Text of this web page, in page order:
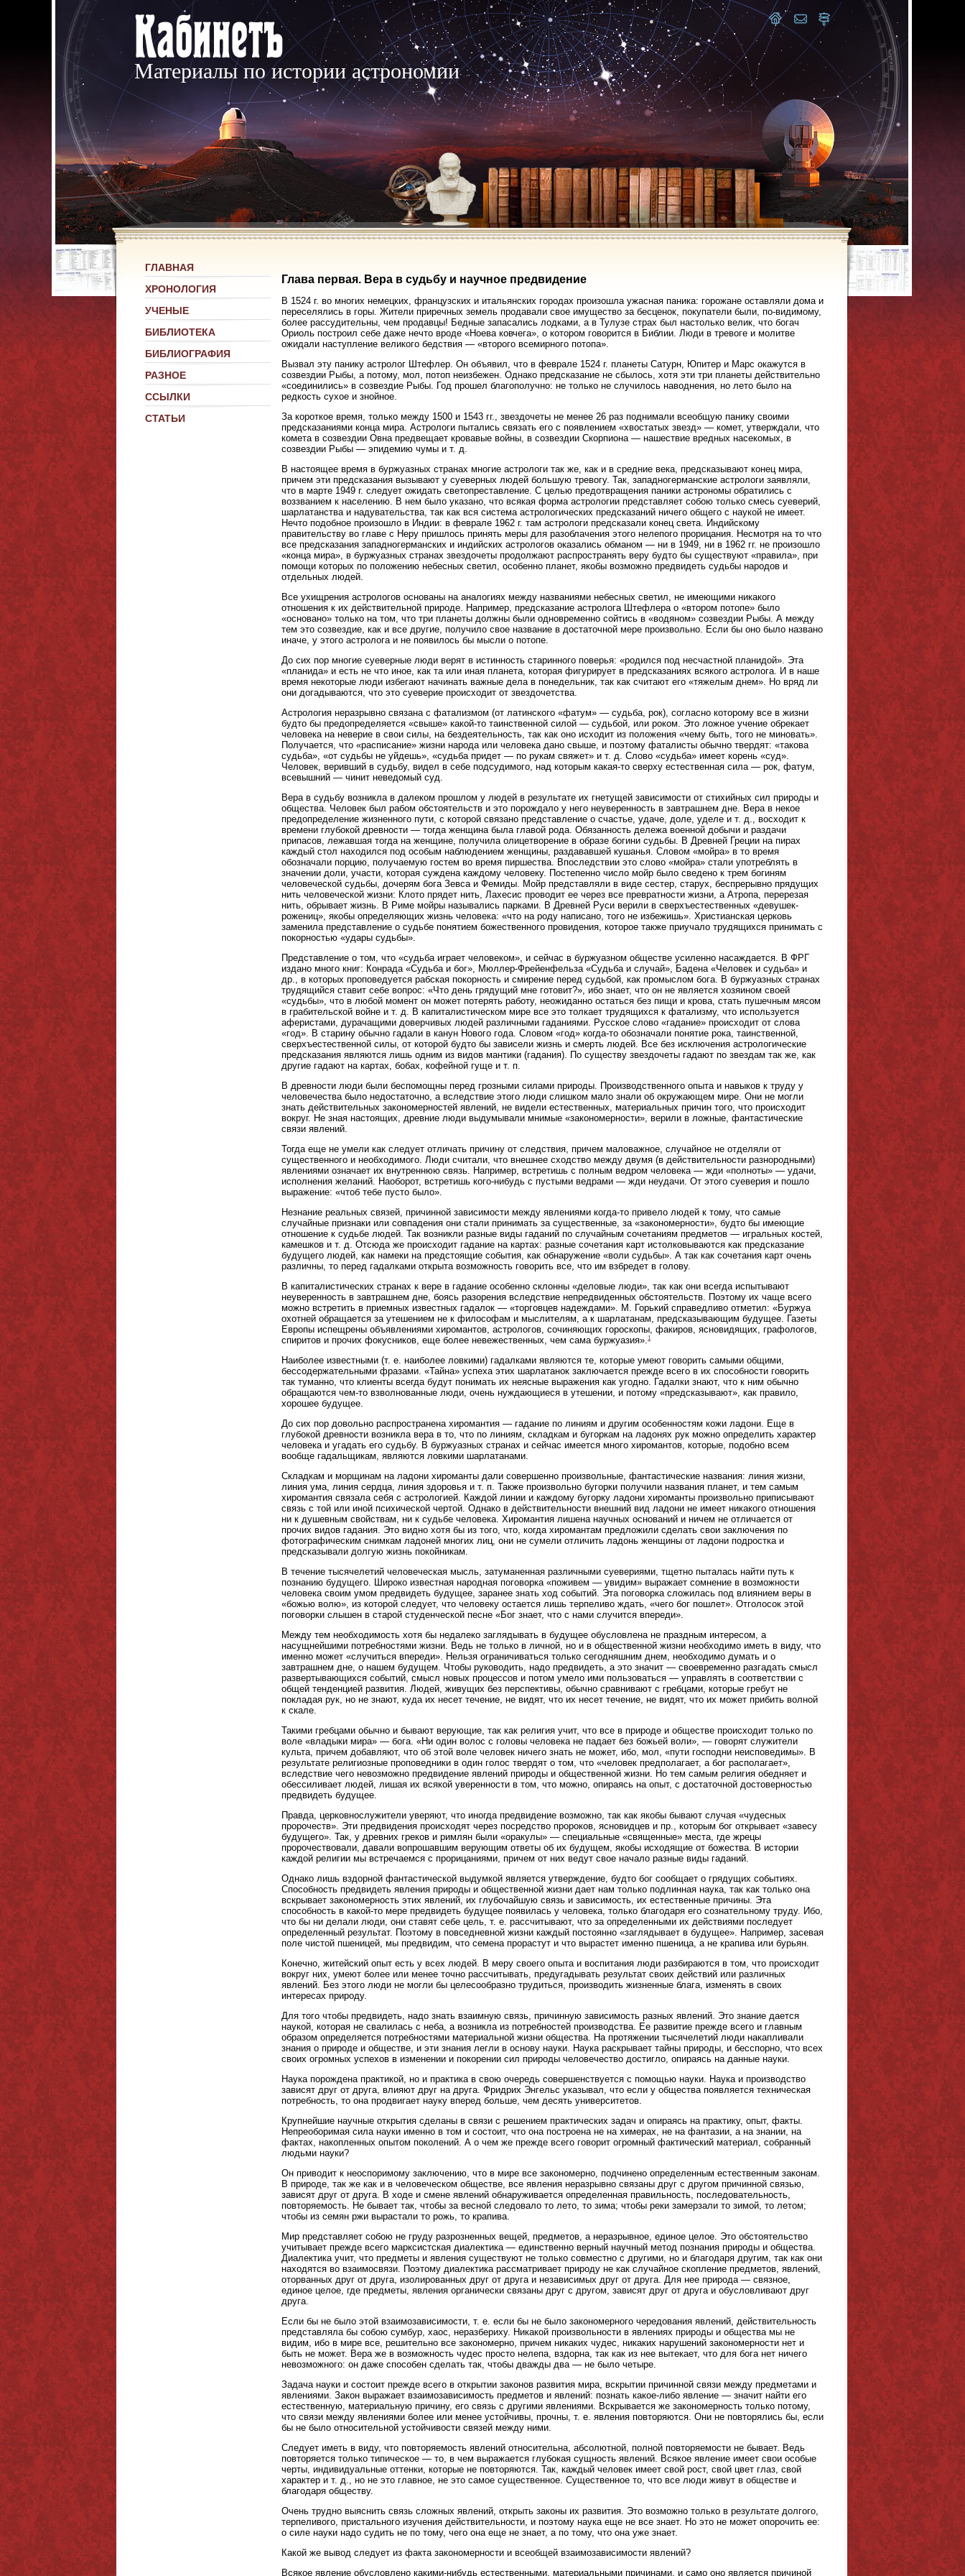
Материалы по истории астрономии
ГЛАВНАЯ
ХРОНОЛОГИЯ
УЧЕНЫЕ
БИБЛИОТЕКА
БИБЛИОГРАФИЯ
РАЗНОЕ
ССЫЛКИ
СТАТЬИ
Глава первая. Вера в судьбу и научное предвидение
В 1524 г. во многих немецких, французских и итальянских городах произошла ужасная паника: горожане оставляли дома и
переселялись в горы. Жители приречных земель продавали свое имущество за бесценок, покупатели были, по-видимому,
более рассудительны, чем продавцы! Бедные запасались лодками, а в Тулузе страх был настолько велик, что богач
Ориоль построил себе даже нечто вроде «Ноева ковчега», о котором говорится в Библии. Люди в тревоге и молитве
ожидали наступление великого бедствия — «второго всемирного потопа».
Вызвал эту панику астролог Штефлер. Он объявил, что в феврале 1524 г. планеты Сатурн, Юпитер и Марс окажутся в
созвездии Рыбы, а потому, мол, потоп неизбежен. Однако предсказание не сбылось, хотя эти три планеты действительно
«соединились» в созвездие Рыбы. Год прошел благополучно: не только не случилось наводнения, но лето было на
редкость сухое и знойное.
За короткое время, только между 1500 и 1543 гг., звездочеты не менее 26 раз поднимали всеобщую панику своими
предсказаниями конца мира. Астрологи пытались связать его с появлением «хвостатых звезд» — комет, утверждали, что
комета в созвездии Овна предвещает кровавые войны, в созвездии Скорпиона — нашествие вредных насекомых, в
созвездии Рыбы — эпидемию чумы и т. д.
В настоящее время в буржуазных странах многие астрологи так же, как и в средние века, предсказывают конец мира,
причем эти предсказания вызывают у суеверных людей большую тревогу. Так, западногерманские астрологи заявляли,
что в марте 1949 г. следует ожидать светопреставление. С целью предотвращения паники астрономы обратились с
воззванием к населению. В нем было указано, что всякая форма астрологии представляет собою только смесь суеверий,
шарлатанства и надувательства, так как вся система астрологических предсказаний ничего общего с наукой не имеет.
Нечто подобное произошло в Индии: в феврале 1962 г. там астрологи предсказали конец света. Индийскому
правительству во главе с Неру пришлось принять меры для разоблачения этого нелепого прорицания. Несмотря на то что
все предсказания западногерманских и индийских астрологов оказались обманом — ни в 1949, ни в 1962 гг. не произошло
«конца мира», в буржуазных странах звездочеты продолжают распространять веру будто бы существуют «правила», при
помощи которых по положению небесных светил, особенно планет, якобы возможно предвидеть судьбы народов и
отдельных людей.
Все ухищрения астрологов основаны на аналогиях между названиями небесных светил, не имеющими никакого
отношения к их действительной природе. Например, предсказание астролога Штефлера о «втором потопе» было
«основано» только на том, что три планеты должны были одновременно сойтись в «водяном» созвездии Рыбы. А между
тем это созвездие, как и все другие, получило свое название в достаточной мере произвольно. Если бы оно было названо
иначе, у этого астролога и не появилось бы мысли о потопе.
До сих пор многие суеверные люди верят в истинность старинного поверья: «родился под несчастной планидой». Эта
«планида» и есть не что иное, как та или иная планета, которая фигурирует в предсказаниях всякого астролога. И в наше
время некоторые люди избегают начинать важные дела в понедельник, так как считают его «тяжелым днем». Но вряд ли
они догадываются, что это суеверие происходит от звездочетства.
Астрология неразрывно связана с фатализмом (от латинского «фатум» — судьба, рок), согласно которому все в жизни
будто бы предопределяется «свыше» какой-то таинственной силой — судьбой, или роком. Это ложное учение обрекает
человека на неверие в свои силы, на бездеятельность, так как оно исходит из положения «чему быть, того не миновать».
Получается, что «расписание» жизни народа или человека дано свыше, и поэтому фаталисты обычно твердят: «такова
судьба», «от судьбы не уйдешь», «судьба придет — по рукам свяжет» и т. д. Слово «судьба» имеет корень «суд».
Человек, веривший в судьбу, видел в себе подсудимого, над которым какая-то сверху естественная сила — рок, фатум,
всевышний — чинит неведомый суд.
Вера в судьбу возникла в далеком прошлом у людей в результате их гнетущей зависимости от стихийных сил природы и
общества. Человек был рабом обстоятельств и это порождало у него неуверенность в завтрашнем дне. Вера в некое
предопределение жизненного пути, с которой связано представление о счастье, удаче, доле, уделе и т. д., восходит к
времени глубокой древности — тогда женщина была главой рода. Обязанность дележа военной добычи и раздачи
припасов, лежавшая тогда на женщине, получила олицетворение в образе богини судьбы. В Древней Греции на пирах
каждый стол находился под особым наблюдением женщины, раздававшей кушанья. Словом «мойра» в то время
обозначали порцию, получаемую гостем во время пиршества. Впоследствии это слово «мойра» стали употреблять в
значении доли, участи, которая суждена каждому человеку. Постепенно число мойр было сведено к трем богиням
человеческой судьбы, дочерям бога Зевса и Фемиды. Мойр представляли в виде сестер, старух, беспрерывно прядущих
нить человеческой жизни: Клото прядет нить, Лахесис проводит ее через все превратности жизни, а Атропа, перерезая
нить, обрывает жизнь. В Риме мойры назывались парками. В Древней Руси верили в сверхъестественных «девушек-
рожениц», якобы определяющих жизнь человека: «что на роду написано, того не избежишь». Христианская церковь
заменила представление о судьбе понятием божественного провидения, которое также приучало трудящихся принимать с
покорностью «удары судьбы».
Представление о том, что «судьба играет человеком», и сейчас в буржуазном обществе усиленно насаждается. В ФРГ
издано много книг: Конрада «Судьба и бог», Мюллер-Фрейенфельза «Судьба и случай», Бадена «Человек и судьба» и
др., в которых проповедуется рабская покорность и смирение перед судьбой, как промыслом бога. В буржуазных странах
трудящийся ставит себе вопрос: «Что день грядущий мне готовит?», ибо знает, что он не является хозяином своей
«судьбы», что в любой момент он может потерять работу, неожиданно остаться без пищи и крова, стать пушечным мясом
в грабительской войне и т. д. В капиталистическом мире все это толкает трудящихся к фатализму, что используется
аферистами, дурачащими доверчивых людей различными гаданиями. Русское слово «гадание» происходит от слова
«год». В старину обычно гадали в канун Нового года. Словом «год» когда-то обозначали понятие рока, таинственной,
сверхъестественной силы, от которой будто бы зависели жизнь и смерть людей. Все без исключения астрологические
предсказания являются лишь одним из видов мантики (гадания). По существу звездочеты гадают по звездам так же, как
другие гадают на картах, бобах, кофейной гуще и т. п.
В древности люди были беспомощны перед грозными силами природы. Производственного опыта и навыков к труду у
человечества было недостаточно, а вследствие этого люди слишком мало знали об окружающем мире. Они не могли
знать действительных закономерностей явлений, не видели естественных, материальных причин того, что происходит
вокруг. Не зная настоящих, древние люди выдумывали мнимые «закономерности», верили в ложные, фантастические
связи явлений.
Тогда еще не умели как следует отличать причину от следствия, причем маловажное, случайное не отделяли от
существенного и необходимого. Люди считали, что внешнее сходство между двумя (в действительности разнородными)
явлениями означает их внутреннюю связь. Например, встретишь с полным ведром человека — жди «полноты» — удачи,
исполнения желаний. Наоборот, встретишь кого-нибудь с пустыми ведрами — жди неудачи. От этого суеверия и пошло
выражение: «чтоб тебе пусто было».
Незнание реальных связей, причинной зависимости между явлениями когда-то привело людей к тому, что самые
случайные признаки или совпадения они стали принимать за существенные, за «закономерности», будто бы имеющие
отношение к судьбе людей. Так возникли разные виды гаданий по случайным сочетаниям предметов — игральных костей,
камешков и т. д. Отсюда же происходит гадание на картах: разные сочетания карт истолковываются как предсказание
будущего людей, как намеки на предстоящие события, как обнаружение «воли судьбы». А так как сочетания карт очень
различны, то перед гадалками открыта возможность говорить все, что им взбредет в голову.
В капиталистических странах к вере в гадание особенно склонны «деловые люди», так как они всегда испытывают
неуверенность в завтрашнем дне, боясь разорения вследствие непредвиденных обстоятельств. Поэтому их чаще всего
можно встретить в приемных известных гадалок — «торговцев надеждами». М. Горький справедливо отметил: «Буржуа
охотней обращается за утешением не к философам и мыслителям, а к шарлатанам, предсказывающим будущее. Газеты
Европы испещрены объявлениями хиромантов, астрологов, сочиняющих гороскопы, факиров, ясновидящих, графологов,
спиритов и прочих фокусников, еще более невежественных, чем сама буржуазия».1
Наиболее известными (т. е. наиболее ловкими) гадалками являются те, которые умеют говорить самыми общими,
бессодержательными фразами. «Тайна» успеха этих шарлатанок заключается прежде всего в их способности говорить
так туманно, что клиенты всегда будут понимать их неясные выражения как угодно. Гадалки знают, что к ним обычно
обращаются чем-то взволнованные люди, очень нуждающиеся в утешении, и потому «предсказывают», как правило,
хорошее будущее.
До сих пор довольно распространена хиромантия — гадание по линиям и другим особенностям кожи ладони. Еще в
глубокой древности возникла вера в то, что по линиям, складкам и бугоркам на ладонях рук можно определить характер
человека и угадать его судьбу. В буржуазных странах и сейчас имеется много хиромантов, которые, подобно всем
вообще гадальщикам, являются ловкими шарлатанами.
Складкам и морщинам на ладони хироманты дали совершенно произвольные, фантастические названия: линия жизни,
линия ума, линия сердца, линия здоровья и т. п. Также произвольно бугорки получили названия планет, и тем самым
хиромантия связала себя с астрологией. Каждой линии и каждому бугорку ладони хироманты произвольно приписывают
связь с той или иной психической чертой. Однако в действительности внешний вид ладони не имеет никакого отношения
ни к душевным свойствам, ни к судьбе человека. Хиромантия лишена научных оснований и ничем не отличается от
прочих видов гадания. Это видно хотя бы из того, что, когда хиромантам предложили сделать свои заключения по
фотографическим снимкам ладоней многих лиц, они не сумели отличить ладонь женщины от ладони подростка и
предсказывали долгую жизнь покойникам.
В течение тысячелетий человеческая мысль, затуманенная различными суевериями, тщетно пыталась найти путь к
познанию будущего. Широко известная народная поговорка «поживем — увидим» выражает сомнение в возможности
человека своим умом предвидеть будущее, заранее знать ход событий. Эта поговорка сложилась под влиянием веры в
«божью волю», из которой следует, что человеку остается лишь терпеливо ждать, «чего бог пошлет». Отголосок этой
поговорки слышен в старой студенческой песне «Бог знает, что с нами случится впереди».
Между тем необходимость хотя бы недалеко заглядывать в будущее обусловлена не праздным интересом, а
насущнейшими потребностями жизни. Ведь не только в личной, но и в общественной жизни необходимо иметь в виду, что
именно может «случиться впереди». Нельзя ограничиваться только сегодняшним днем, необходимо думать и о
завтрашнем дне, о нашем будущем. Чтобы руководить, надо предвидеть, а это значит — своевременно разгадать смысл
развертывающихся событий, смысл новых процессов и потом умело ими пользоваться — управлять в соответствии с
общей тенденцией развития. Людей, живущих без перспективы, обычно сравнивают с гребцами, которые гребут не
покладая рук, но не знают, куда их несет течение, не видят, что их несет течение, не видят, что их может прибить волной
к скале.
Такими гребцами обычно и бывают верующие, так как религия учит, что все в природе и обществе происходит только по
воле «владыки мира» — бога. «Ни один волос с головы человека не падает без божьей воли», — говорят служители
культа, причем добавляют, что об этой воле человек ничего знать не может, ибо, мол, «пути господни неисповедимы». В
результате религиозные проповедники в один голос твердят о том, что «человек предполагает, а бог располагает»,
вследствие чего невозможно предвидение явлений природы и общественной жизни. Но тем самым религия обедняет и
обессиливает людей, лишая их всякой уверенности в том, что можно, опираясь на опыт, с достаточной достоверностью
предвидеть будущее.
Правда, церковнослужители уверяют, что иногда предвидение возможно, так как якобы бывают случая «чудесных
пророчеств». Эти предвидения происходят через посредство пророков, ясновидцев и пр., которым бог открывает «завесу
будущего». Так, у древних греков и римлян были «оракулы» — специальные «священные» места, где жрецы
пророчествовали, давали вопрошавшим верующим ответы об их будущем, якобы исходящие от божества. В истории
каждой религии мы встречаемся с прорицаниями, причем от них ведут свое начало разные виды гаданий.
Однако лишь вздорной фантастической выдумкой является утверждение, будто бог сообщает о грядущих событиях.
Способность предвидеть явления природы и общественной жизни дает нам только подлинная наука, так как только она
вскрывает закономерность этих явлений, их глубочайшую связь и зависимость, их естественные причины. Эта
способность в какой-то мере предвидеть будущее появилась у человека, только благодаря его сознательному труду. Ибо,
что бы ни делали люди, они ставят себе цель, т. е. рассчитывают, что за определенными их действиями последует
определенный результат. Поэтому в повседневной жизни каждый постоянно «заглядывает в будущее». Например, засевая
поле чистой пшеницей, мы предвидим, что семена прорастут и что вырастет именно пшеница, а не крапива или бурьян.
Конечно, житейский опыт есть у всех людей. В меру своего опыта и воспитания люди разбираются в том, что происходит
вокруг них, умеют более или менее точно рассчитывать, предугадывать результат своих действий или различных
явлений. Без этого люди не могли бы целесообразно трудиться, производить жизненные блага, изменять в своих
интересах природу.
Для того чтобы предвидеть, надо знать взаимную связь, причинную зависимость разных явлений. Это знание дается
наукой, которая не свалилась с неба, а возникла из потребностей производства. Ее развитие прежде всего и главным
образом определяется потребностями материальной жизни общества. На протяжении тысячелетий люди накапливали
знания о природе и обществе, и эти знания легли в основу науки. Наука раскрывает тайны природы, и бесспорно, что всех
своих огромных успехов в изменении и покорении сил природы человечество достигло, опираясь на данные науки.
Наука порождена практикой, но и практика в свою очередь совершенствуется с помощью науки. Наука и производство
зависят друг от друга, влияют друг на друга. Фридрих Энгельс указывал, что если у общества появляется техническая
потребность, то она продвигает науку вперед больше, чем десять университетов.
Крупнейшие научные открытия сделаны в связи с решением практических задач и опираясь на практику, опыт, факты.
Непреоборимая сила науки именно в том и состоит, что она построена не на химерах, не на фантазии, а на знании, на
фактах, накопленных опытом поколений. А о чем же прежде всего говорит огромный фактический материал, собранный
людьми науки?
Он приводит к неоспоримому заключению, что в мире все закономерно, подчинено определенным естественным законам.
В природе, так же как и в человеческом обществе, все явления неразрывно связаны друг с другом причинной связью,
зависят друг от друга. В ходе и смене явлений обнаруживается определенная правильность, последовательность,
повторяемость. Не бывает так, чтобы за весной следовало то лето, то зима; чтобы реки замерзали то зимой, то летом;
чтобы из семян ржи вырастали то рожь, то крапива.
Мир представляет собою не груду разрозненных вещей, предметов, а неразрывное, единое целое. Это обстоятельство
учитывает прежде всего марксистская диалектика — единственно верный научный метод познания природы и общества.
Диалектика учит, что предметы и явления существуют не только совместно с другими, но и благодаря другим, так как они
находятся во взаимосвязи. Поэтому диалектика рассматривает природу не как случайное скопление предметов, явлений,
оторванных друг от друга, изолированных друг от друга и независимых друг от друга. Для нее природа — связное,
единое целое, где предметы, явления органически связаны друг с другом, зависят друг от друга и обусловливают друг
друга.
Если бы не было этой взаимозависимости, т. е. если бы не было закономерного чередования явлений, действительность
представляла бы собою сумбур, хаос, неразбериху. Никакой произвольности в явлениях природы и общества мы не
видим, ибо в мире все, решительно все закономерно, причем никаких чудес, никаких нарушений закономерности нет и
быть не может. Вера же в возможность чудес просто нелепа, вздорна, так как из нее вытекает, что для бога нет ничего
невозможного: он даже способен сделать так, чтобы дважды два — не было четыре.
Задача науки и состоит прежде всего в открытии законов развития мира, вскрытии причинной связи между предметами и
явлениями. Закон выражает взаимозависимость предметов и явлений: познать какое-либо явление — значит найти его
естественную, материальную причину, его связь с другими явлениями. Вскрывается же закономерность только потому,
что связи между явлениями более или менее устойчивы, прочны, т. е. явления повторяются. Они не повторялись бы, если
бы не было относительной устойчивости связей между ними.
Следует иметь в виду, что повторяемость явлений относительна, абсолютной, полной повторяемости не бывает. Ведь
повторяется только типическое — то, в чем выражается глубокая сущность явлений. Всякое явление имеет свои особые
черты, индивидуальные оттенки, которые не повторяются. Так, каждый человек имеет свой рост, свой цвет глаз, свой
характер и т. д., но не это главное, не это самое существенное. Существенное то, что все люди живут в обществе и
благодаря обществу.
Очень трудно выяснить связь сложных явлений, открыть законы их развития. Это возможно только в результате долгого,
терпеливого, пристального изучения действительности, и поэтому наука еще не все знает. Но это не может опорочить ее:
о силе науки надо судить не по тому, чего она еще не знает, а по тому, что она уже знает.
Какой же вывод следует из факта закономерности и всеобщей взаимозависимости явлений?
Всякое явление обусловлено какими-нибудь естественными, материальными причинами, и само оно является причиной